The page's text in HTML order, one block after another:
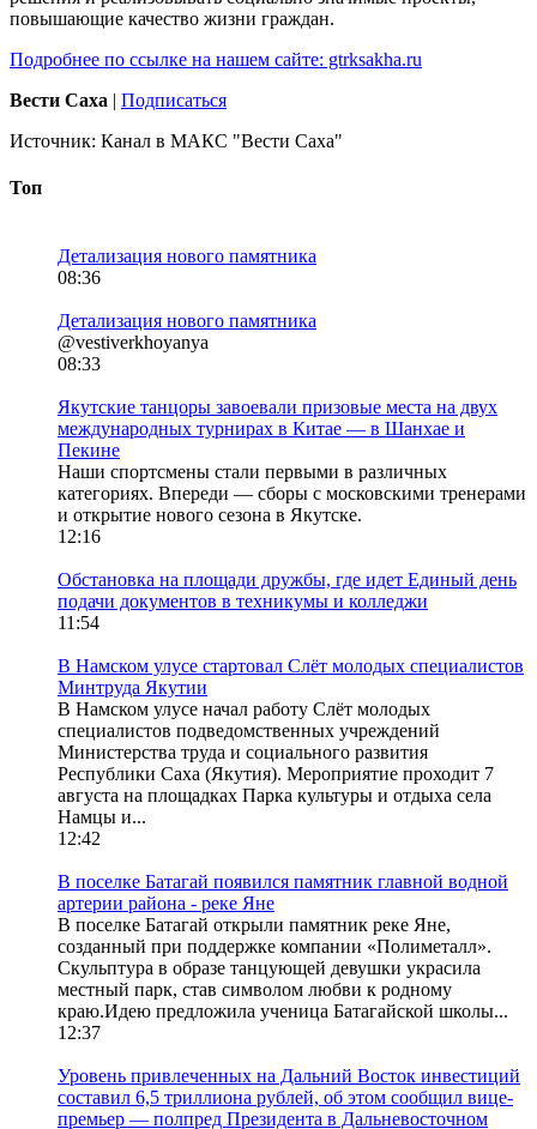
повышающие качество жизни граждан.
Подробнее по ссылке на нашем сайте: gtrksakha.ru
Вести Саха | Подписаться
Источник: Канал в МАКС "Вести Саха"
Топ
Детализация нового памятника
08:36
Детализация нового памятника
@vestiverkhoyanya
08:33
Якутские танцоры завоевали призовые места на двух
международных турнирах в Китае — в Шанхае и
Пекине
Наши спортсмены стали первыми в различных
категориях. Впереди — сборы с московскими тренерами
и открытие нового сезона в Якутске.
12:16
Обстановка на площади дружбы, где идет Единый день
подачи документов в техникумы и колледжи
11:54
В Намском улусе стартовал Слёт молодых специалистов
Минтруда Якутии
В Намском улусе начал работу Слёт молодых
специалистов подведомственных учреждений
Министерства труда и социального развития
Республики Саха (Якутия). Мероприятие проходит 7
августа на площадках Парка культуры и отдыха села
Намцы и...
12:42
В поселке Батагай появился памятник главной водной
артерии района - реке Яне
В поселке Батагай открыли памятник реке Яне,
созданный при поддержке компании «Полиметалл».
Скульптура в образе танцующей девушки украсила
местный парк, став символом любви к родному
краю.Идею предложила ученица Батагайской школы...
12:37
Уровень привлеченных на Дальний Восток инвестиций
составил 6,5 триллиона рублей, об этом сообщил вице-
премьер — полпред Президента в Дальневосточном